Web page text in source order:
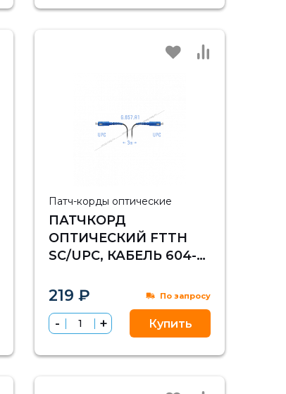
Патч-корды оптические
ПАТЧКОРД
ОПТИЧЕСКИЙ FTTH
SC/UPC, КАБЕЛЬ 604-
219 ₽ По запросу
Купить